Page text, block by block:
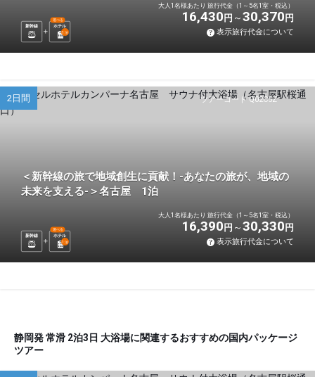
新幹線 ホテル
選べる
1 泊
大人1名様あたり 旅行代金（1～5名1室・税込）
16,430 円 30,370 円
表示旅行代金について
ツアーコード Q02C5Z
2日間
＜新幹線の旅で地域創生に貢献！-あなたの旅が、地域の
未来を支える-＞名古屋 1泊
新幹線 ホテル
選べる
1 泊
大人1名様あたり 旅行代金（1～5名1室・税込）
16,390 円 30,330 円
表示旅行代金について
静岡発 常滑 2泊3日 大浴場に関連するおすすめの国内パッケージ
ツアー